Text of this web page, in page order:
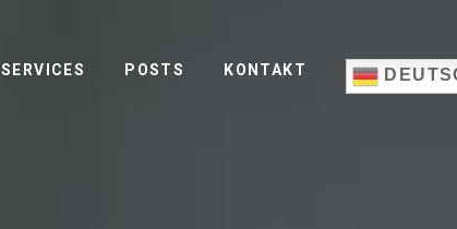
SERVICES POSTS KONTAKT